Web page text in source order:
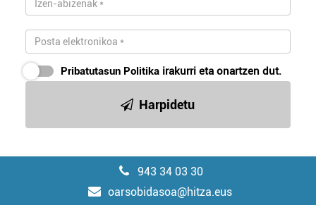
Pribatutasun Politika irakurri eta onartzen dut.
Harpidetu
943 34 03 30
oarsobidasoa@hitza.eus